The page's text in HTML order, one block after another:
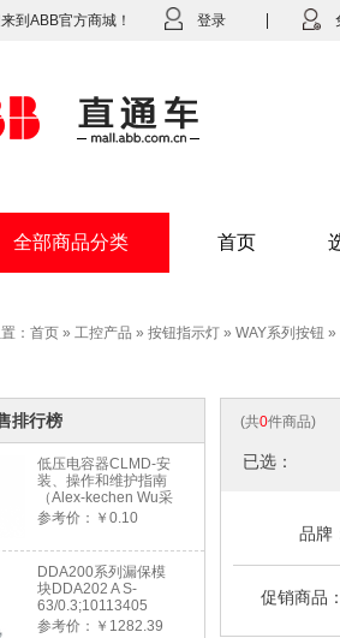
到ABB官方商城！ 登录
全部商品分类 首页
： 首页 » 工控产品 » 按钮指示灯 » WAY系列按钮 »
排行榜
低压电容器CLMD-安
装、操作和维护指南
（Alex-kechen Wu采
购）-2022年版
参考价：￥0.10
DDA200系列漏保模
块DDA202 A S-
63/0.3;10113405
参考价：￥1282.39
(共0件商品)
已选：
品牌
促销商品：